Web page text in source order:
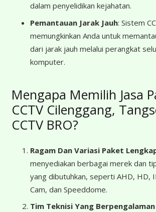
dalam penyelidikan kejahatan.
Pemantauan Jarak Jauh: Sistem
memungkinkan Anda untuk
dari jarak jauh melalui perangkat
komputer.
Mengapa Memilih Jasa
CCTV Cilenggang,
CCTV BRO?
Ragam Dan Variasi Paket
menyediakan berbagai merek dan
yang dibutuhkan, seperti AHD, HD,
Cam, dan Speeddome.
Tim Teknisi Yang